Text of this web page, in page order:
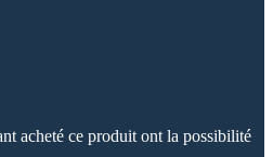
acheté ce produit ont la possibilité